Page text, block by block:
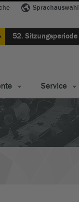
Sprachauswahl
52. Sitzungsperiode
Service